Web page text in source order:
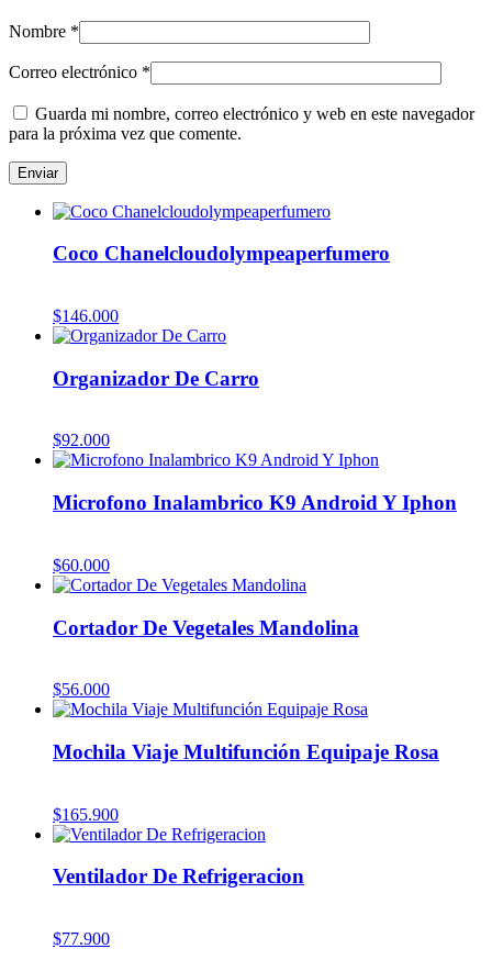
Nombre *
Correo electrónico *
Guarda mi nombre, correo electrónico y web en este navegador
para la próxima vez que comente.
Coco Chanelcloudolympeaperfumero
$146.000
Organizador De Carro
$92.000
Microfono Inalambrico K9 Android Y Iphon
$60.000
Cortador De Vegetales Mandolina
$56.000
Mochila Viaje Multifunción Equipaje Rosa
$165.900
Ventilador De Refrigeracion
$77.900